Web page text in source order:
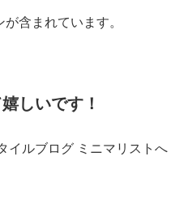
含まれています。
しいです！